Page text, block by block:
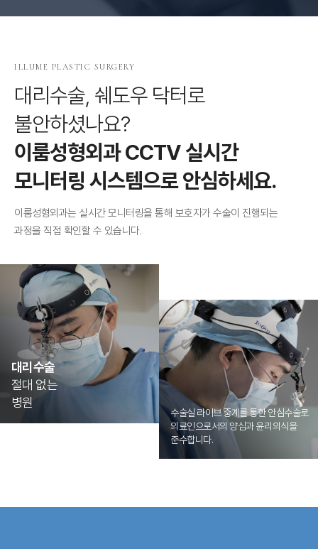
ILLUME PLASTIC SURGERY
대리수술, 쉐도우 닥터로
불안하셨나요?
이룸성형외과 CCTV 실시간
모니터링 시스템으로 안심하세요.
이룸성형외과는 실시간 모니터링을 통해 보호자가 수술이 진행되는
과정을 직접 확인할 수 있습니다.
대리수술
절대 없는
병원
수술실 라이브 중계를 통한 안심수술로
의료인으로서의 양심과 윤리의식을
준수합니다.